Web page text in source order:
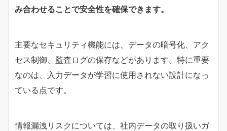
み合わせることで安全性を確保できます。
主要なセキュリティ機能には、データの暗号化、アク
セス制御、監査ログの保存などがあります。特に重要
なのは、入力データが学習に使用されない設計になっ
ている点です。
情報漏洩リスクについては、社内データの取り扱いガ